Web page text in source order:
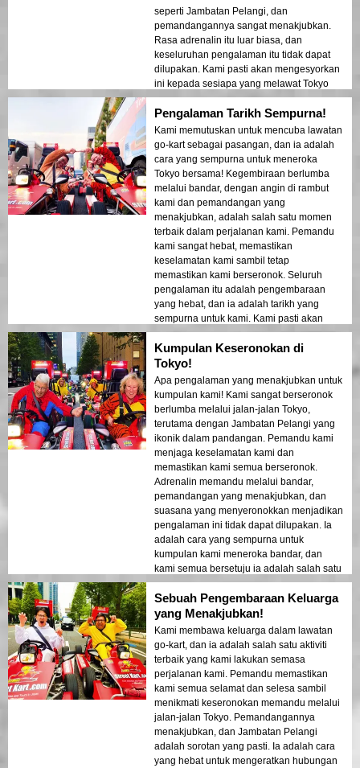
seperti Jambatan Pelangi, dan
pemandangannya sangat menakjubkan.
Rasa adrenalin itu luar biasa, dan
keseluruhan pengalaman itu tidak dapat
dilupakan. Kami pasti akan mengesyorkan
ini kepada sesiapa yang melawat Tokyo
yang mencari cara yang unik dan
mendebarkan untuk melihat bandar!
Pengalaman Tarikh Sempurna!
Kami memutuskan untuk mencuba lawatan
go-kart sebagai pasangan, dan ia adalah
cara yang sempurna untuk meneroka
Tokyo bersama! Kegembiraan berlumba
melalui bandar, dengan angin di rambut
kami dan pemandangan yang
menakjubkan, adalah salah satu momen
terbaik dalam perjalanan kami. Pemandu
kami sangat hebat, memastikan
keselamatan kami sambil tetap
memastikan kami berseronok. Seluruh
pengalaman itu adalah pengembaraan
yang hebat, dan ia adalah tarikh yang
sempurna untuk kami. Kami pasti akan
kembali untuk melakukannya lagi!
Kumpulan Keseronokan di
Tokyo!
Apa pengalaman yang menakjubkan untuk
kumpulan kami! Kami sangat berseronok
berlumba melalui jalan-jalan Tokyo,
terutama dengan Jambatan Pelangi yang
ikonik dalam pandangan. Pemandu kami
menjaga keselamatan kami dan
memastikan kami semua berseronok.
Adrenalin memandu melalui bandar,
pemandangan yang menakjubkan, dan
suasana yang menyeronokkan menjadikan
pengalaman ini tidak dapat dilupakan. Ia
adalah cara yang sempurna untuk
kumpulan kami meneroka bandar, dan
kami semua bersetuju ia adalah salah satu
sorotan perjalanan kami.
Sebuah Pengembaraan Keluarga
yang Menakjubkan!
Kami membawa keluarga dalam lawatan
go-kart, dan ia adalah salah satu aktiviti
terbaik yang kami lakukan semasa
perjalanan kami. Pemandu memastikan
kami semua selamat dan selesa sambil
menikmati keseronokan memandu melalui
jalan-jalan Tokyo. Pemandangannya
menakjubkan, dan Jambatan Pelangi
adalah sorotan yang pasti. Ia adalah cara
yang hebat untuk mengeratkan hubungan